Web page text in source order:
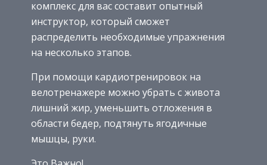
комплекс для вас составит опытный
инструктор, который сможет
распределить необходимые упражнения
на несколько этапов.
При помощи кардиотренировок на
велотренажере можно убрать с живота
лишний жир, уменьшить отложения в
области бедер, подтянуть ягодичные
мышцы, руки.